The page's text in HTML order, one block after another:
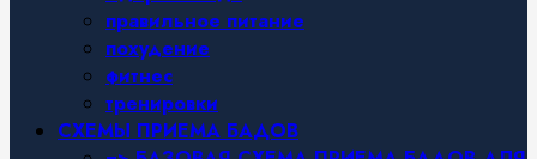
правильное питание
похудение
фитнес
тренировки
СХЕМЫ ПРИЕМА БАДОВ